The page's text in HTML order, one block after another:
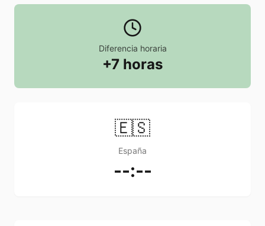
Diferencia horaria
+7 horas
🇪🇸
España
--:--